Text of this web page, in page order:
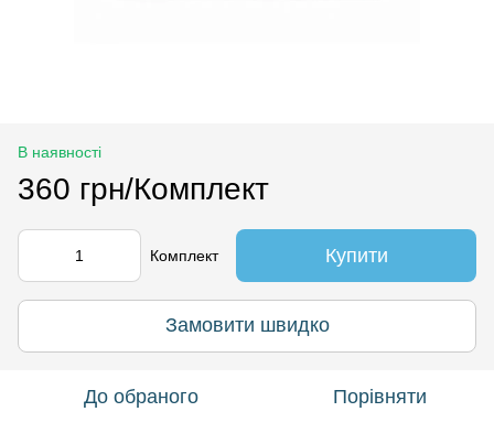
В наявності
360 грн/Комплект
Комплект Купити
Замовити швидко
До обраного Порівняти